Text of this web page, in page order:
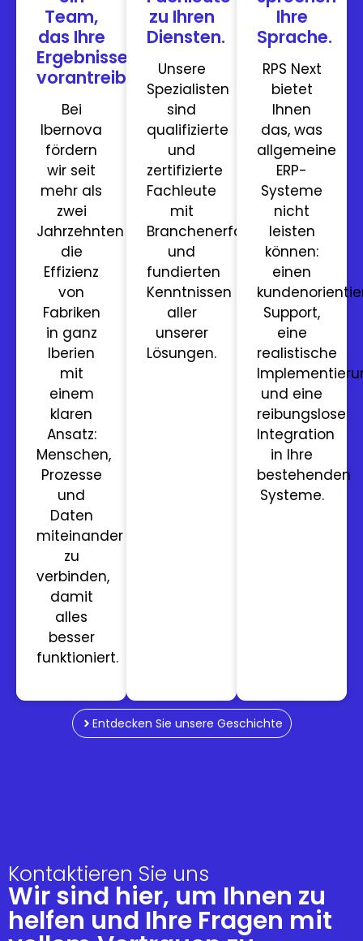
Team,
das Ihre
Ergebnisse
vorantreibt.
Bei
Ibernova
fördern
wir seit
mehr als
zwei
Jahrzehnten
die
Effizienz
von
Fabriken
in ganz
Iberien
mit
einem
klaren
Ansatz:
Menschen,
Prozesse
und
Daten
miteinander
zu
verbinden,
damit
alles
besser
funktioniert.
zu Ihren
Diensten.
Unsere
Spezialisten
sind
qualifizierte
und
zertifizierte
Fachleute
mit
Branchenerfahrung
und
fundierten
Kenntnissen
aller
unserer
Lösungen.
Ihre
Sprache.
RPS Next
bietet
Ihnen
das, was
allgemeine
ERP-
Systeme
nicht
leisten
können:
einen
Support,
eine
realistische
und eine
reibungslose
Integration
in Ihre
bestehenden
Systeme.
Entdecken Sie unsere Geschichte
Kontaktieren Sie uns
Wir sind hier, um Ihnen zu
helfen und Ihre Fragen mit